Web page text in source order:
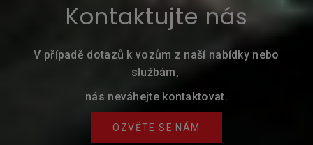
Kontaktujte nás
V případě dotazů k vozům z naší nabídky nebo
službám,
nás neváhejte kontaktovat.
OZVĚTE SE NÁM